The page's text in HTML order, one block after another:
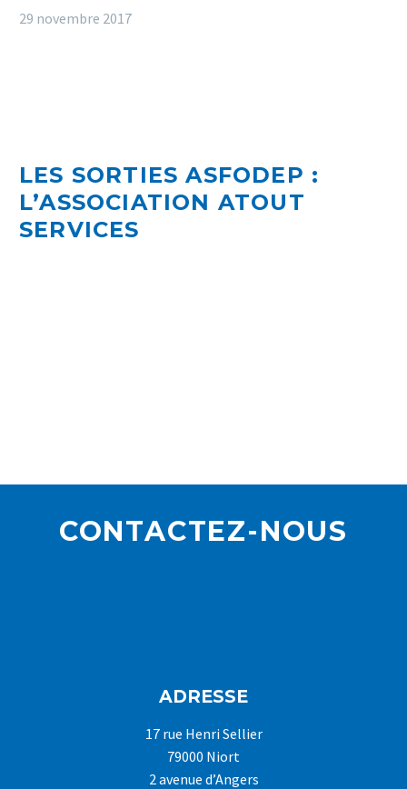
29 novembre 2017
LES SORTIES ASFODEP :
L’ASSOCIATION ATOUT
SERVICES
CONTACTEZ-NOUS
ADRESSE
17 rue Henri Sellier
79000 Niort
2 avenue d’Angers